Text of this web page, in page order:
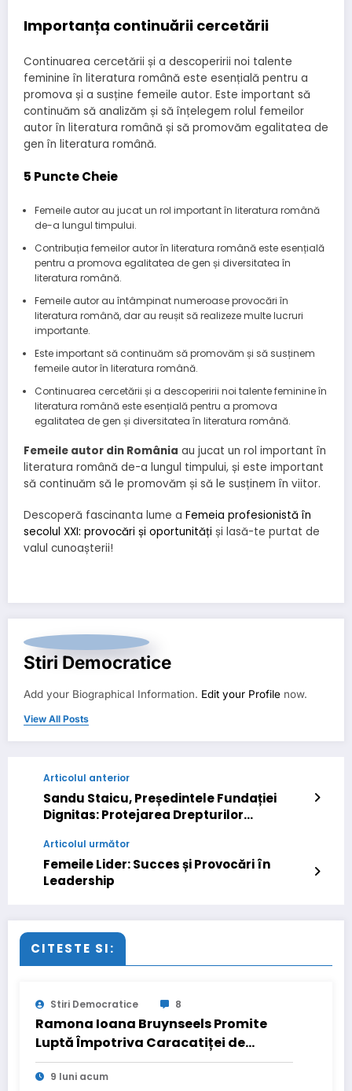
Importanța continuării cercetării
Continuarea cercetării și a descoperirii noi talente
feminine în literatura română este esențială pentru a
promova și a susține femeile autor. Este important să
continuăm să analizăm și să înțelegem rolul femeilor
autor în literatura română și să promovăm egalitatea de
gen în literatura română.
5 Puncte Cheie
Femeile autor au jucat un rol important în literatura română
de-a lungul timpului.
Contribuția femeilor autor în literatura română este esențială
pentru a promova egalitatea de gen și diversitatea în
literatura română.
Femeile autor au întâmpinat numeroase provocări în
literatura română, dar au reușit să realizeze multe lucruri
importante.
Este important să continuăm să promovăm și să susținem
femeile autor în literatura română.
Continuarea cercetării și a descoperirii noi talente feminine în
literatura română este esențială pentru a promova
egalitatea de gen și diversitatea în literatura română.
Femeile autor din România au jucat un rol important în
literatura română de-a lungul timpului, și este important
să continuăm să le promovăm și să le susținem în viitor.
Descoperă fascinanta lume a Femeia profesionistă în
secolul XXI: provocări și oportunități și lasă-te purtat de
valul cunoașterii!
Stiri Democratice
Add your Biographical Information. Edit your Profile now.
View All Posts
Articolul anterior
Sandu Staicu, Președintele Fundației
Dignitas: Protejarea Drepturilor
Articolul următor
Femeile Lider: Succes și Provocări în
Leadership
CITESTE SI:
Stiri Democratice 8
Ramona Ioana Bruynseels Promite
Luptă Împotriva Caracatiței de
Corupție în Sectorul 1: Ramona Ioana
Bruynseels, Candidat la Primăria
9 luni acum